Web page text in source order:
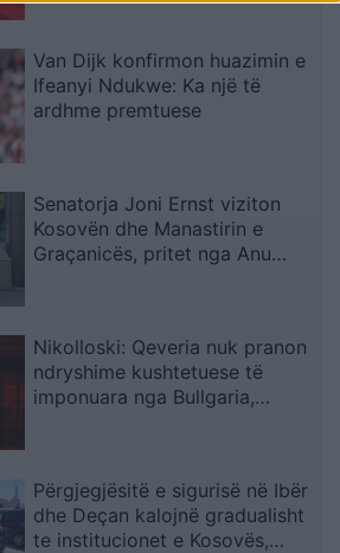
Van Dijk konfirmon huazimin e
Ifeanyi Ndukwe: Ka një të
ardhme premtuese
Senatorja Joni Ernst viziton
Kosovën dhe Manastirin e
Graçanicës, pritet nga Anu
Nikolloski: Qeveria nuk pranon
ndryshime kushtetuese të
imponuara nga Bullgaria,
Përgjegjësitë e sigurisë në Ibër
dhe Deçan kalojnë gradualisht
te institucionet e Kosovës,